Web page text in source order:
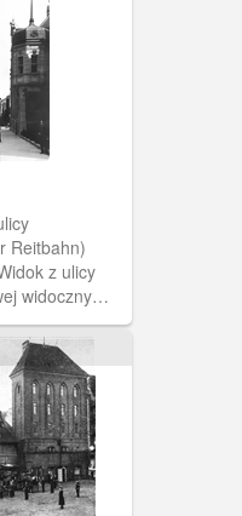
Reitbahn)
z ulicy
widoczny
a po
Policji.